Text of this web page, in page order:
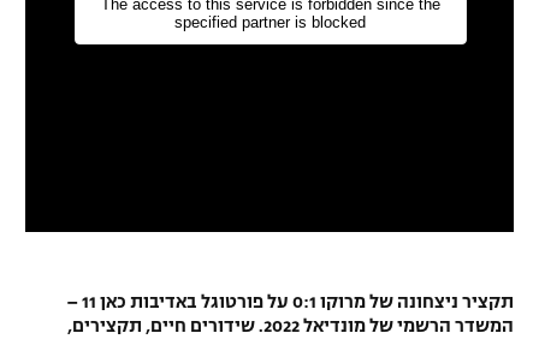
המגזין
תקציר ניצחונה של מרוקו 0:1 על פורטוגל באדיבות כאן 11 –
המשדר הרשמי של מונדיאל 2022. שידורים חיים, תקצירים,